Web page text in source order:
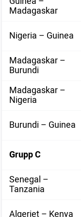
Madagaskar
Nigeria – Guinea
Madagaskar –
Burundi
Madagaskar –
Nigeria
Burundi – Guinea
Grupp C
Senegal –
Tanzania